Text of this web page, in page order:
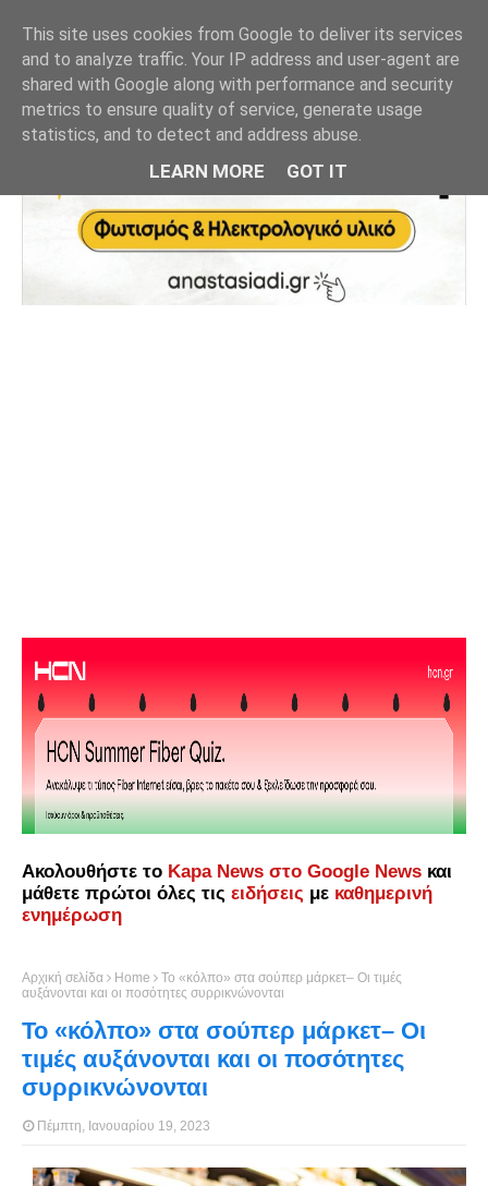
Ακολουθήστε το Kapa News στο Google News και
μάθετε πρώτοι όλες τις ειδήσεις με καθημερινή
ενημέρωση
Αρχική σελίδα Home
Το «κόλπο» στα σούπερ μάρκετ– Οι τιμές
αυξάνονται και οι ποσότητες συρρικνώνονται
Το «κόλπο» στα σούπερ μάρκετ– Οι
τιμές αυξάνονται και οι ποσότητες
συρρικνώνονται
Πέμπτη, Ιανουαρίου 19, 2023
This site uses cookies from Google to deliver its services
and to analyze traffic. Your IP address and user-agent are
shared with Google along with performance and security
metrics to ensure quality of service, generate usage
statistics, and to detect and address abuse.
LEARN MORE GOT IT